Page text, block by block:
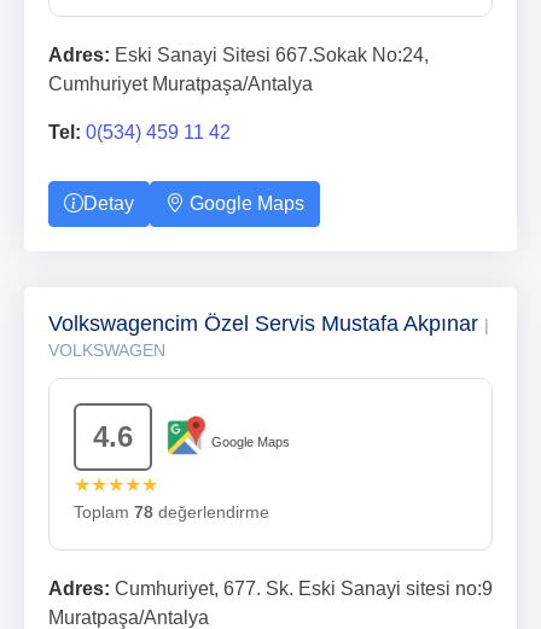
Adres: Eski Sanayi Sitesi 667.Sokak No:24,
Cumhuriyet Muratpaşa/Antalya
Tel: 0(534) 459 11 42
Detay Google Maps
Volkswagencim Özel Servis Mustafa Akpınar |
VOLKSWAGEN
4.6 Google Maps
★★★★★
Toplam 78 değerlendirme
Adres: Cumhuriyet, 677. Sk. Eski Sanayi sitesi no:9
Muratpaşa/Antalya